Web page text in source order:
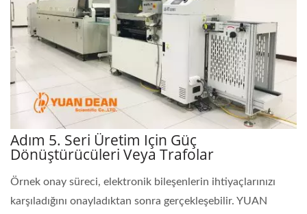
Adım 5. Seri Üretim Için Güç
Dönüştürücüleri Veya Trafolar
Örnek onay süreci, elektronik bileşenlerin ihtiyaçlarınızı
karşıladığını onayladıktan sonra gerçekleşebilir. YUAN